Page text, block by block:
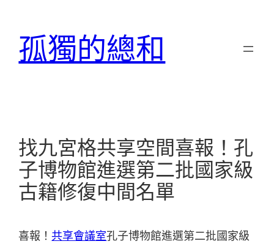
孤獨的總和
找九宮格共享空間喜報！孔
子博物館進選第二批國家級
古籍修復中間名單
喜報！共享會議室孔子博物館進選第二批國家級